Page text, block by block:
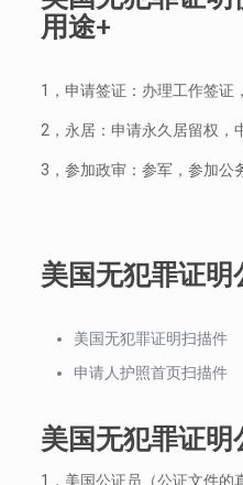
用途+
1，申请签证：办理工作签证
2，永居：申请永久居留权，
3，参加政审：参军，参加公
美国无犯罪证
美国无犯罪证明扫描件
申请人护照首页扫描件
美国无犯罪证明
1，美国公证员（公证文件的